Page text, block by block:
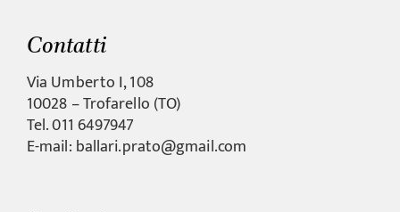
Contatti
Via Umberto I, 108
10028 – Trofarello (TO)
Tel. 011 6497947
E-mail: ballari.prato@gmail.com